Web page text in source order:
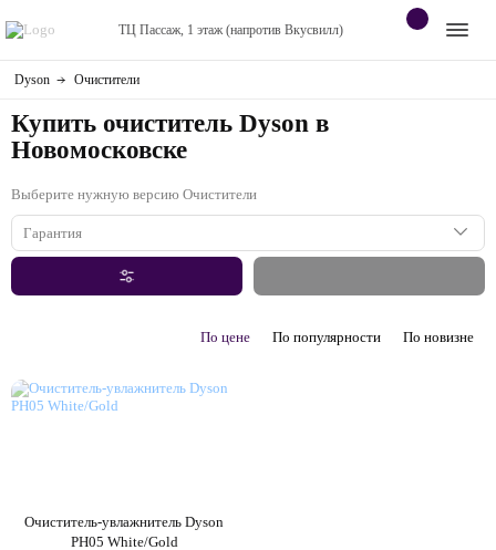
ТЦ Пассаж, 1 этаж (напротив Вкусвилл)
Контакты
Оплата
О
магазине
Apple
Dyson
Яндекс станции
Приставки
Android
Dyson Очистители
Купить очиститель Dyson в
Новомосковске
Выберите нужную версию Очистители
Гарантия
По цене По популярности По новизне
Очиститель-увлажнитель Dyson
PH05 White/Gold